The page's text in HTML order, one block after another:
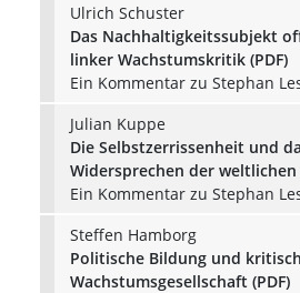
Ulrich Schuster
Das Nachhaltigkeitssubjekt
linker Wachstumskritik (PDF)
Ein Kommentar zu Stephan
Julian Kuppe
Die Selbstzerrissenheit und
Widersprechen der weltlichen
Ein Kommentar zu Stephan
Steffen Hamborg
Politische Bildung und
Wachstumsgesellschaft (PDF)